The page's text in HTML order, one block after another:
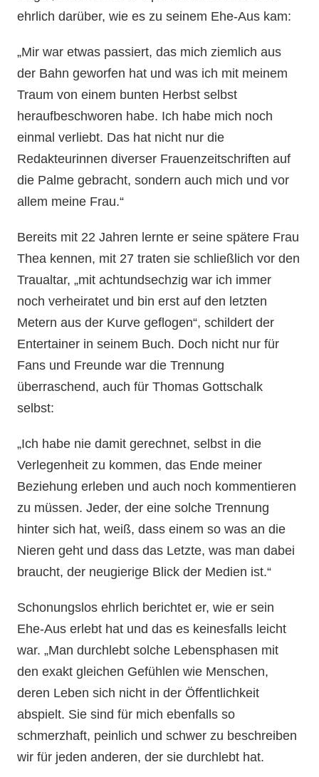
ehrlich darüber, wie es zu seinem Ehe-Aus kam:
„Mir war etwas passiert, das mich ziemlich aus
der Bahn geworfen hat und was ich mit meinem
Traum von einem bunten Herbst selbst
heraufbeschworen habe. Ich habe mich noch
einmal verliebt. Das hat nicht nur die
Redakteurinnen diverser Frauenzeitschriften auf
die Palme gebracht, sondern auch mich und vor
allem meine Frau.“
Bereits mit 22 Jahren lernte er seine spätere Frau
Thea kennen, mit 27 traten sie schließlich vor den
Traualtar, „mit achtundsechzig war ich immer
noch verheiratet und bin erst auf den letzten
Metern aus der Kurve geflogen“, schildert der
Entertainer in seinem Buch. Doch nicht nur für
Fans und Freunde war die Trennung
überraschend, auch für Thomas Gottschalk
selbst:
„Ich habe nie damit gerechnet, selbst in die
Verlegenheit zu kommen, das Ende meiner
Beziehung erleben und auch noch kommentieren
zu müssen. Jeder, der eine solche Trennung
hinter sich hat, weiß, dass einem so was an die
Nieren geht und dass das Letzte, was man dabei
braucht, der neugierige Blick der Medien ist.“
Schonungslos ehrlich berichtet er, wie er sein
Ehe-Aus erlebt hat und das es keinesfalls leicht
war. „Man durchlebt solche Lebensphasen mit
den exakt gleichen Gefühlen wie Menschen,
deren Leben sich nicht in der Öffentlichkeit
abspielt. Sie sind für mich ebenfalls so
schmerzhaft, peinlich und schwer zu beschreiben
wir für jeden anderen, der sie durchlebt hat.